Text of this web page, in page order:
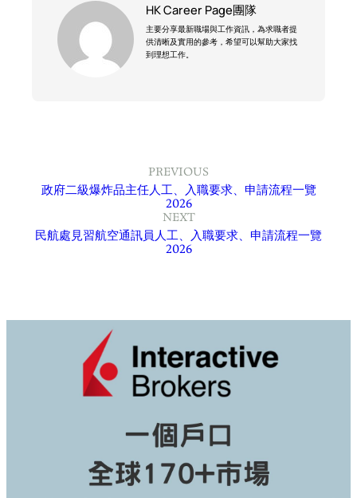
HK Career Page團隊
主要分享最新職場與工作資訊，為求職者提
供清晰及實用的參考，希望可以幫助大家找
到理想工作。
PREVIOUS
政府二級爆炸品主任人工、入職要求、申請流程一覽
2026
NEXT
民航處見習航空通訊員人工、入職要求、申請流程一覽
2026